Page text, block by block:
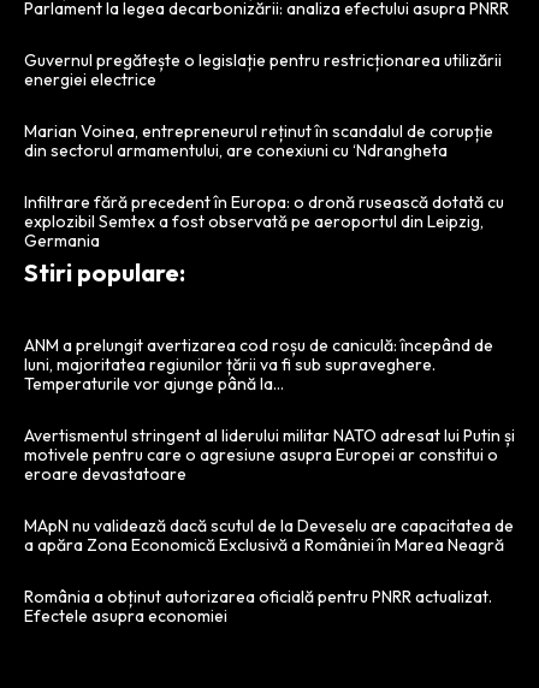
Parlament la legea decarbonizării: analiza efectului asupra PNRR
Guvernul pregătește o legislație pentru restricționarea utilizării
energiei electrice
Marian Voinea, entrepreneurul reținut în scandalul de corupție
din sectorul armamentului, are conexiuni cu ‘Ndrangheta
Infiltrare fără precedent în Europa: o dronă rusească dotată cu
explozibil Semtex a fost observată pe aeroportul din Leipzig,
Germania
Stiri populare:
ANM a prelungit avertizarea cod roșu de caniculă: începând de
luni, majoritatea regiunilor țării va fi sub supraveghere.
Temperaturile vor ajunge până la…
Avertismentul stringent al liderului militar NATO adresat lui Putin și
motivele pentru care o agresiune asupra Europei ar constitui o
eroare devastatoare
MApN nu validează dacă scutul de la Deveselu are capacitatea de
a apăra Zona Economică Exclusivă a României în Marea Neagră
România a obținut autorizarea oficială pentru PNRR actualizat.
Efectele asupra economiei